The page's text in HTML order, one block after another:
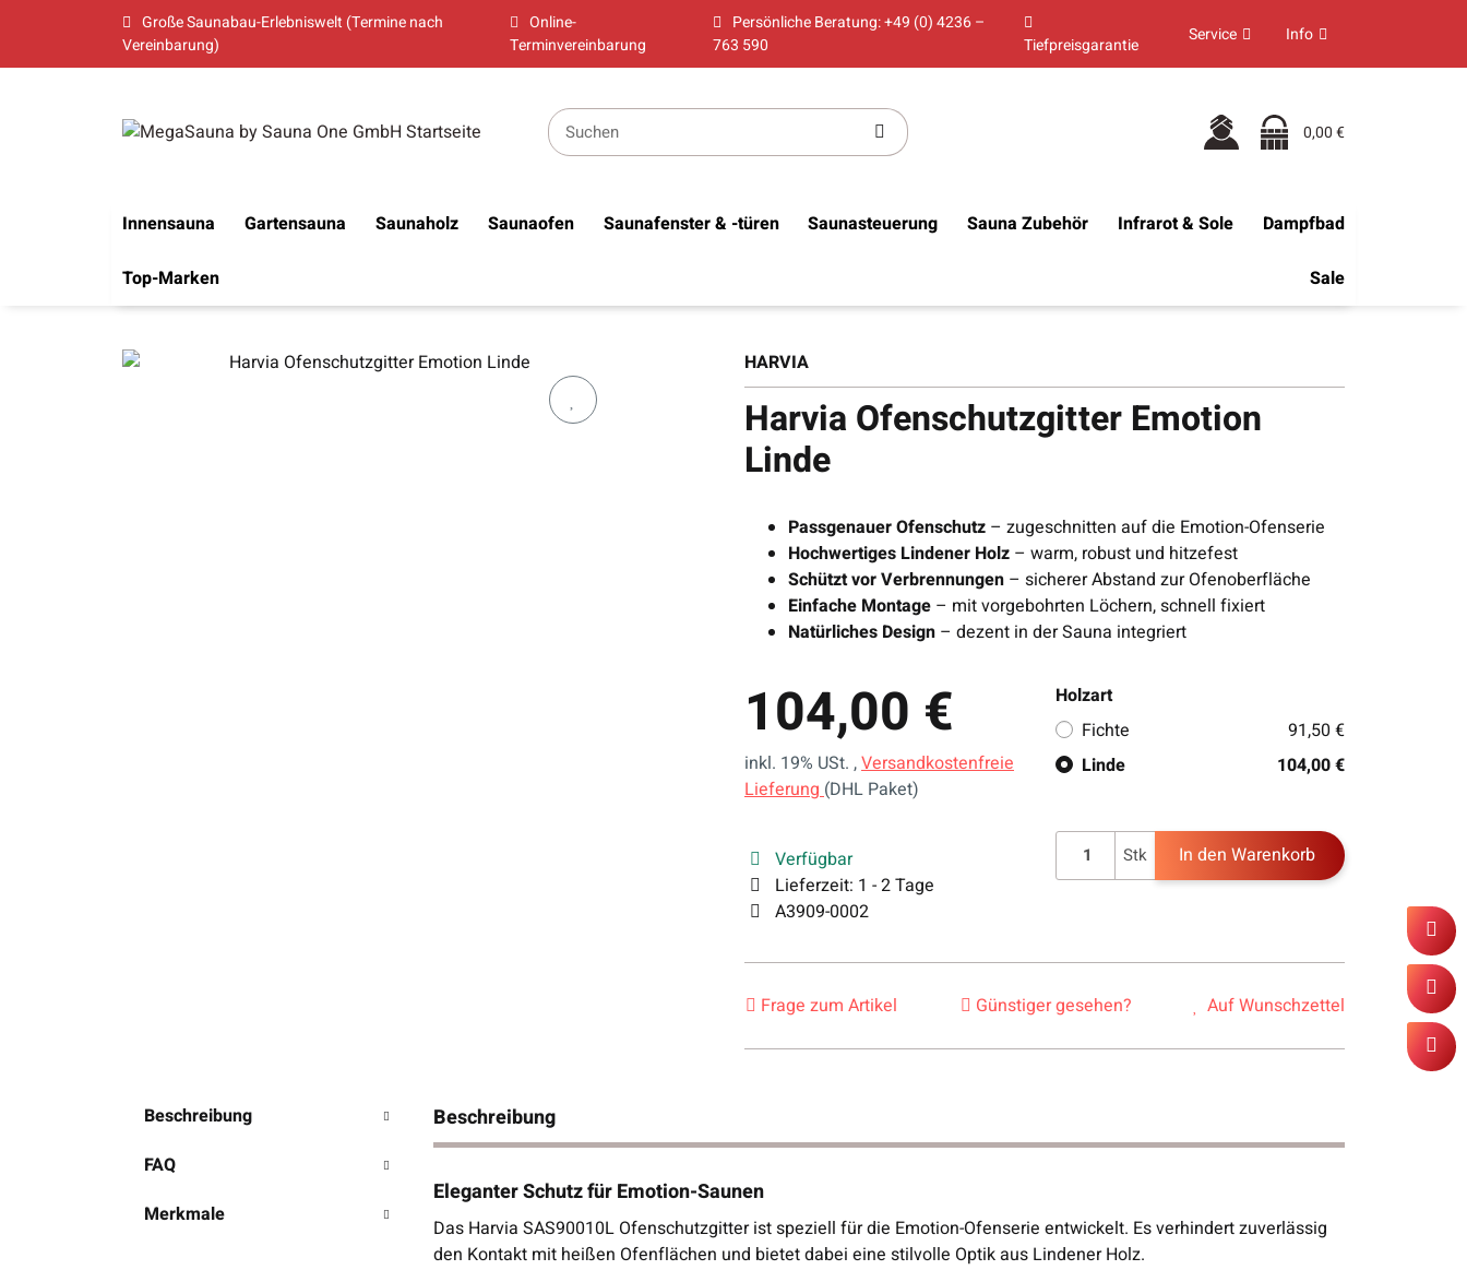
Große Saunabau-Erlebniswelt (Termine nach
Vereinbarung)
Online-
Terminvereinbarung
Persönliche Beratung: +49 (0) 4236 –
763 590
Tiefpreisgarantie Service Info
0,00 €
Innensauna Gartensauna Saunaholz Saunaofen Saunafenster & -türen Saunasteuerung Sauna Zubehör Infrarot & Sole Dampfbad
Top-Marken Sale
HARVIA
Harvia Ofenschutzgitter Emotion
Linde
Passgenauer Ofenschutz – zugeschnitten auf die Emotion-Ofenserie
Hochwertiges Lindener Holz – warm, robust und hitzefest
Schützt vor Verbrennungen – sicherer Abstand zur Ofenoberfläche
Einfache Montage – mit vorgebohrten Löchern, schnell fixiert
Natürliches Design – dezent in der Sauna integriert
104,00 €
inkl. 19% USt. ,Versandkostenfreie
Lieferung(DHL Paket)
Verfügbar
Lieferzeit: 1 - 2 Tage
A3909-0002
Holzart
Fichte
91,50 €
Linde
104,00 €
Stk In den Warenkorb
Frage zum Artikel Günstiger gesehen? Auf Wunschzettel
Beschreibung
FAQ
Merkmale
Beschreibung
Eleganter Schutz für Emotion-Saunen
Das Harvia SAS90010L Ofenschutzgitter ist speziell für die Emotion-Ofenserie entwickelt. Es verhindert zuverlässig
den Kontakt mit heißen Ofenflächen und bietet dabei eine stilvolle Optik aus Lindener Holz.